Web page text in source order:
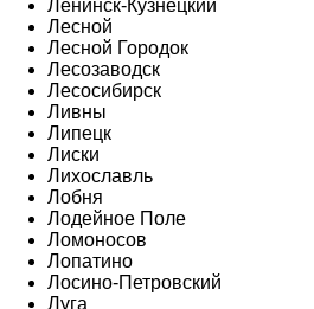
Ленинск-Кузнецкий
Лесной
Лесной Городок
Лесозаводск
Лесосибирск
Ливны
Липецк
Лиски
Лихославль
Лобня
Лодейное Поле
Ломоносов
Лопатино
Лосино-Петровский
Луга